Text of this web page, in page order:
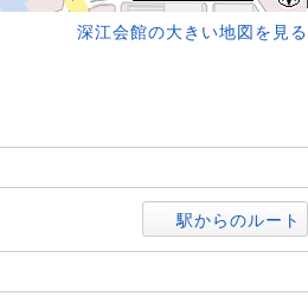
深江会館の大きい地図を見る
駅からのルート